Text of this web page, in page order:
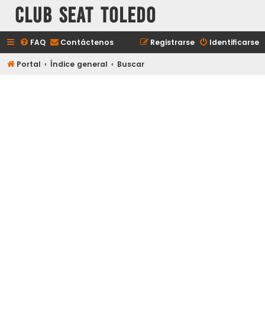
Club Seat Toledo
FAQ Contáctenos Identificarse
Registrarse
Portal Índice general Buscar